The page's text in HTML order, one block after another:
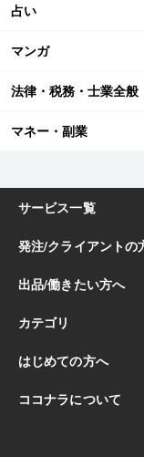
占い
マンガ
法律・税務・士業全般
マネー・副業